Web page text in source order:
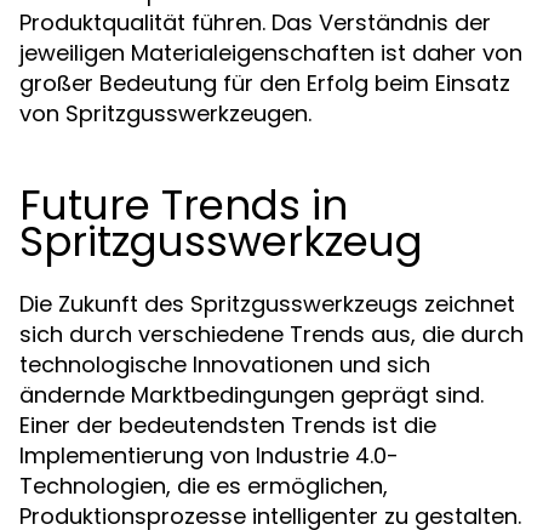
Produktqualität führen. Das Verständnis der
jeweiligen Materialeigenschaften ist daher von
großer Bedeutung für den Erfolg beim Einsatz
von Spritzgusswerkzeugen.
Future Trends in
Spritzgusswerkzeug
Die Zukunft des Spritzgusswerkzeugs zeichnet
sich durch verschiedene Trends aus, die durch
technologische Innovationen und sich
ändernde Marktbedingungen geprägt sind.
Einer der bedeutendsten Trends ist die
Implementierung von Industrie 4.0-
Technologien, die es ermöglichen,
Produktionsprozesse intelligenter zu gestalten.